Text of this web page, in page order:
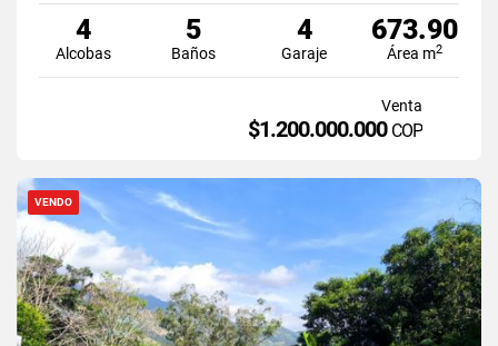
4
Alcobas
5
Baños
4
Garaje
673.90
Área m2
Venta
$1.200.000.000 COP
VENDO